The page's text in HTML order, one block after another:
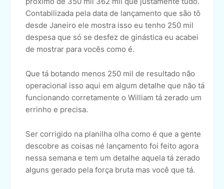
Contabilizada pela data de lançamento que são tô
desde Janeiro ele mostra isso eu tenho 250 mil
despesa que só se desfez de ginástica eu acabei
de mostrar para vocês como é.
Que tá botando menos 250 mil de resultado não
operacional isso aqui em algum detalhe que não tá
funcionando corretamente o William tá zerado um
errinho e precisa.
Ser corrigido na planilha olha como é que a gente
descobre as coisas né lançamento foi feito agora
nessa semana e tem um detalhe aquela tá zerado
alguns gerado pela força bruta mas você que tá.